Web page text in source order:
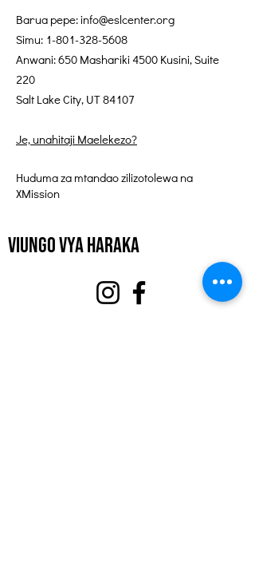
Barua pepe:info@eslcenter.org
Simu: 1-801-328-5608
Anwani: 650 Mashariki 4500 Kusini, Suite
220
Salt Lake City, UT 84107
Je, unahitaji Maelekezo?
Huduma za mtandao zilizotolewa na
XMission
Viungo vya Haraka